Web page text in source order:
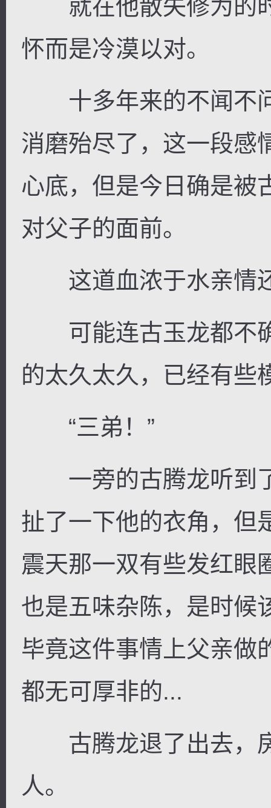
就在他散失修为的
怀而是冷漠以对。
十多年来的不闻不
消磨殆尽了，这一段感
心底，但是今日确是被
对父子的面前。
这道血浓于水亲情
可能连古玉龙都不
的太久太久，已经有些
“三弟！”
一旁的古腾龙听到
扯了一下他的衣角，但
震天那一双有些发红眼
也是五味杂陈，是时候
毕竟这件事情上父亲做
都无可厚非的...
古腾龙退了出去，
人。